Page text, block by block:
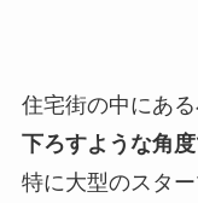
住宅街の中にある
下ろすような角
特に大型のスタ